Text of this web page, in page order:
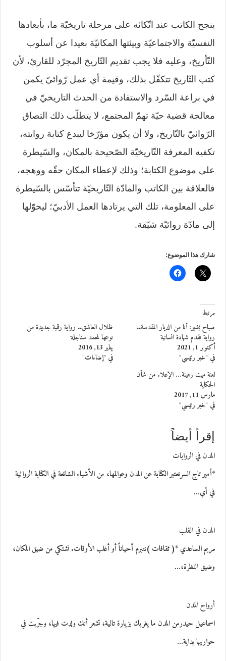
ينجح الكاتب عند اتّكائه على مرحلة تاريخيّة ما، بأبعادها
النفسيّة والاجتماعيّة وبيئتها المكانيّة بعيدا عن أسلوب
التّأريخ، وعليه فلا يجب تقديم التّاريخ المجرّد للقارئ، لأن
كتب التّاريخ تتكفّل بذلك، وقيمة أي عمل رّوائيّ يكمن
في براعة السّرد والاستفادة من الحدث التاريخيّ في
معالجة قضية حيّة تهمّ المجتمع، لا يتطلّب ذلك التصاق
الرّوائيّ بالتّاريخ، ولا أن يكون مؤرّخا ليبدع كتابة روايته،
تكفيه المعرفة التّاريخيّة الصّحيحة بالمكان، والسّيطرة
على موضوع الكتابة؛ وذلك لإعطاء المكان حقّه ووهجه،
فالعلاقة بين الكاتب والمادّة التّاريخيّة تتأسّس بالسّيطرة
على المعلومة، تلك التي يرتادها العمل الأدبيّ؛ ليحوّلها
إلى مادّة روائيّة شيّقة.
شارك هذا الموضوع:
مرتبط
صباح بشير: أنا من الديار المقدسة..
رواية تقدم شهادة انسانية
أكتوبر 1, 2021
في "خبر رئيسي"
ظلال العاشق.. رواية رقمية جديدة من
نوعها لمحمد سناجلة
يناير 13, 2016
في "إضاءات"
لعنة ميت رهينة… الإعلاء من شأن
الحكاية
مارس 11, 2017
في "خبر رئيسي"
إقرأ أيضاً
المدن في الروايات
*أمير تاج السرتعتبر الكتابة عن المدن وعوالمها، من الأشياء الشائعة في الكتابة الروائية
في أي…
المدن في القلب
مريم الساعدي *( ثقافات )نتبرم أحياناً أو أغلب الأوقات. نشتكي من ضيق المكان،
وضيق النظرة،…
أرواح المدن
اسماعيل حيدرمن المدن ما يغريك بزيارة تالية، تشعر أنك ولدت فيها، وجرّبت في
حواريها بداية…